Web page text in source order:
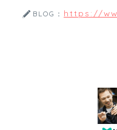
BLOG： https://